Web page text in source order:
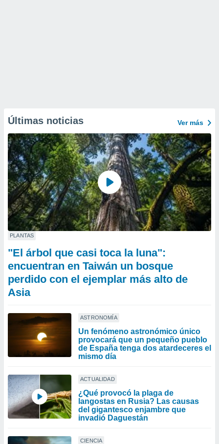
Últimas noticias Ver más
PLANTAS
"El árbol que casi toca la luna":
encuentran en Taiwán un bosque
perdido con el ejemplar más alto de
Asia
ASTRONOMÍA
Un fenómeno astronómico único
provocará que un pequeño pueblo
de España tenga dos atardeceres el
mismo día
ACTUALIDAD
¿Qué provocó la plaga de
langostas en Rusia? Las causas
del gigantesco enjambre que
invadió Daguestán
CIENCIA